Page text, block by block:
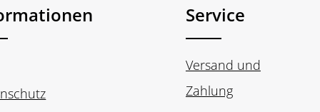
Service
Versand und
Zahlung